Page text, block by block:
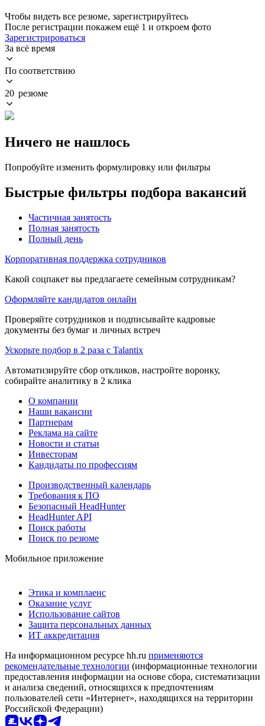
Чтобы видеть все резюме, зарегистрируйтесь
После регистрации покажем ещё 1 и откроем фото
Зарегистрироваться
За всё время
По соответствию
20 резюме
Ничего не нашлось
Попробуйте изменить формулировку или фильтры
Быстрые фильтры подбора вакансий
Частичная занятость
Полная занятость
Полный день
Корпоративная поддержка сотрудников
Какой соцпакет вы предлагаете семейным сотрудникам?
Оформляйте кандидатов онлайн
Проверяйте сотрудников и подписывайте кадровые
документы без бумаг и личных встреч
Ускорьте подбор в 2 раза с Talantix
Автоматизируйте сбор откликов, настройте воронку,
собирайте аналитику в 2 клика
О компании
Наши вакансии
Партнерам
Реклама на сайте
Новости и статьи
Инвесторам
Кандидаты по профессиям
Производственный календарь
Требования к ПО
Безопасный HeadHunter
HeadHunter API
Поиск работы
Поиск по резюме
Мобильное приложение
Этика и комплаенс
Оказание услуг
Использование сайтов
Защита персональных данных
ИТ аккредитация
На информационном ресурсе hh.ru применяются
рекомендательные технологии (информационные технологии
предоставления информации на основе сбора, систематизации
и анализа сведений, относящихся к предпочтениям
пользователей сети «Интернет», находящихся на территории
Российской Федерации)